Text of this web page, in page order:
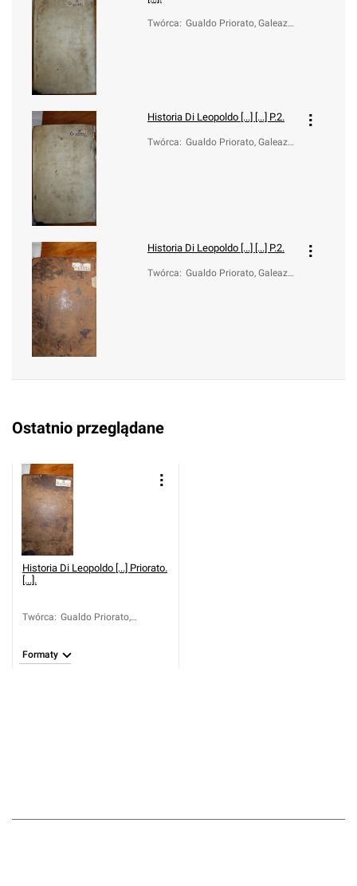
Twórca: Gualdo Priorato, Galeazz
Historia Di Leopoldo [...] [...] P.2.
Twórca: Gualdo Priorato, Galeazz
Historia Di Leopoldo [...] [...] P.2.
Twórca: Gualdo Priorato, Galeazz
Ostatnio przeglądane
Historia Di Leopoldo [...] Priorato.
[...].
Twórca: Gualdo Priorato,
Formaty